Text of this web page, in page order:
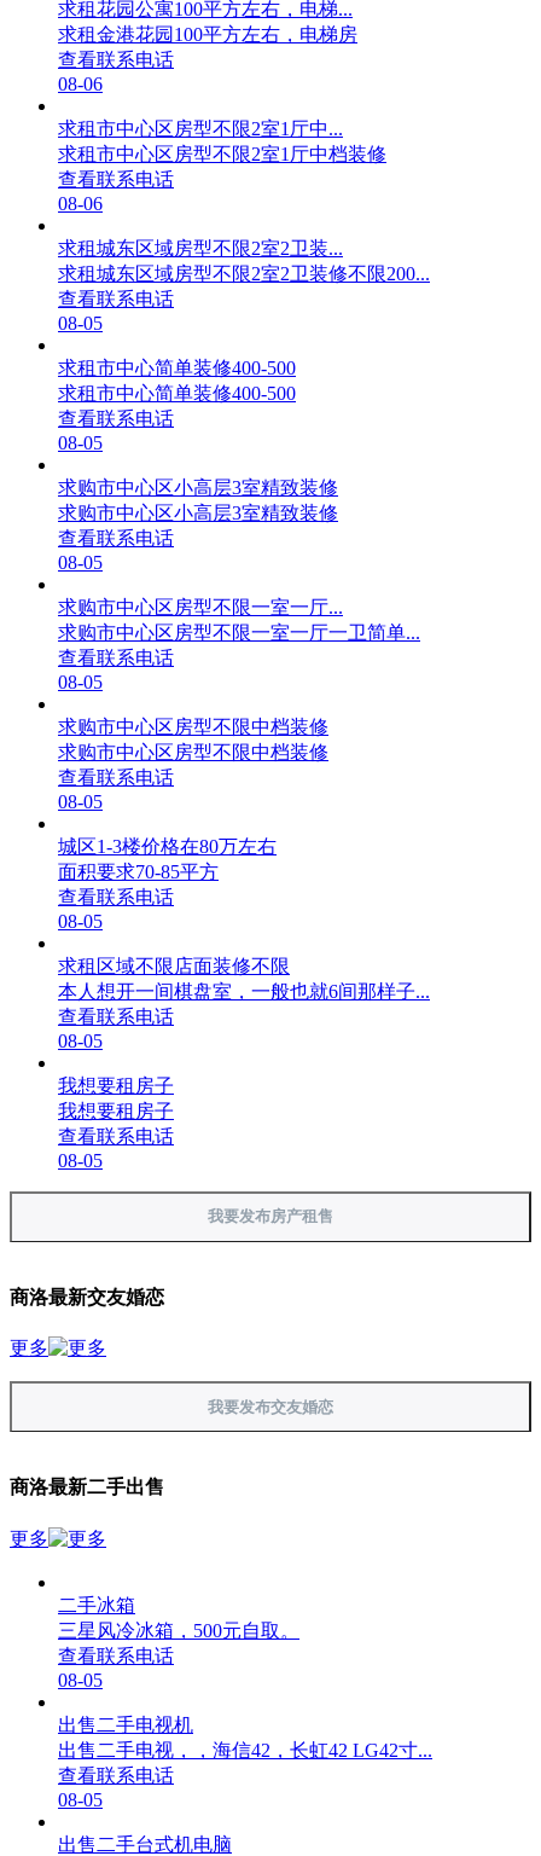
求租花园公寓100平方左右，电梯...
求租金港花园100平方左右，电梯房
查看联系电话
08-06
求租市中心区房型不限2室1厅中...
求租市中心区房型不限2室1厅中档装修
查看联系电话
08-06
求租城东区域房型不限2室2卫装...
求租城东区域房型不限2室2卫装修不限200...
查看联系电话
08-05
求租市中心简单装修400-500
求租市中心简单装修400-500
查看联系电话
08-05
求购市中心区小高层3室精致装修
求购市中心区小高层3室精致装修
查看联系电话
08-05
求购市中心区房型不限一室一厅...
求购市中心区房型不限一室一厅一卫简单...
查看联系电话
08-05
求购市中心区房型不限中档装修
求购市中心区房型不限中档装修
查看联系电话
08-05
城区1-3楼价格在80万左右
面积要求70-85平方
查看联系电话
08-05
求租区域不限店面装修不限
本人想开一间棋盘室，一般也就6间那样子...
查看联系电话
08-05
我想要租房子
我想要租房子
查看联系电话
08-05
我要发布房产租售
商洛最新交友婚恋
更多
我要发布交友婚恋
商洛最新二手出售
更多
二手冰箱
三星风冷冰箱，500元自取。
查看联系电话
08-05
出售二手电视机
出售二手电视，，海信42，长虹42 LG42寸...
查看联系电话
08-05
出售二手台式机电脑